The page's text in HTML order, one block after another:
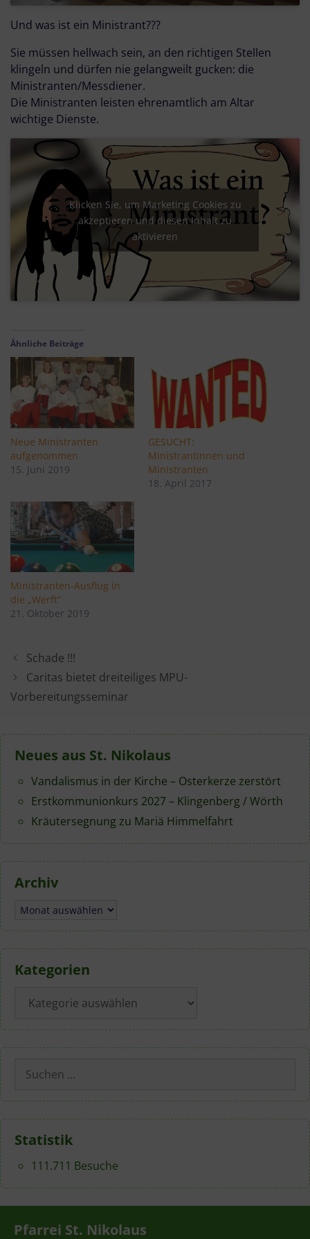
Und was ist ein Ministrant???
Sie müssen hellwach sein, an den richtigen Stellen
klingeln und dürfen nie gelangweilt gucken: die
Ministranten/Messdiener.
Die Ministranten leisten ehrenamtlich am Altar
wichtige Dienste.
Klicken Sie, um Marketing Cookies zu
akzeptieren und diesen Inhalt zu
aktivieren
Ähnliche Beiträge
Neue Ministranten
aufgenommen
15. Juni 2019
GESUCHT:
Ministrantinnen und
Ministranten
18. April 2017
Ministranten-Ausflug in
die „Werft“
21. Oktober 2019
Schade !!!
Caritas bietet dreiteiliges MPU-
Vorbereitungsseminar
Neues aus St. Nikolaus
Vandalismus in der Kirche – Osterkerze zerstört
Erstkommunionkurs 2027 – Klingenberg / Wörth
Kräutersegnung zu Mariä Himmelfahrt
Archiv
Archiv
Kategorien
Suchen
nach:
Statistik
111.711 Besuche
Pfarrei St. Nikolaus